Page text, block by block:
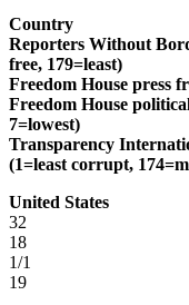
Country
Reporters Without
free, 179=least)
Freedom House press
Freedom House
7=lowest)
Transparency
(1=least corrupt,
United States
32
18
1/1
19